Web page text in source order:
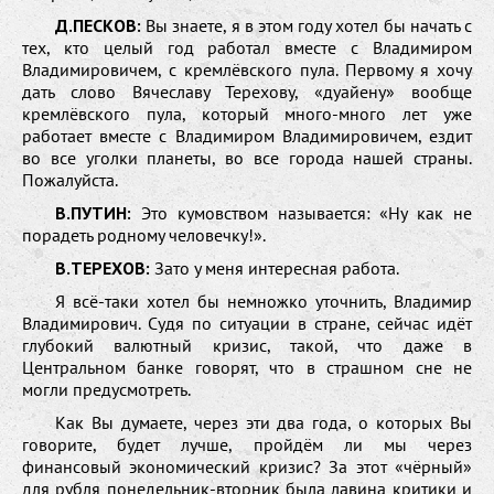
Д.ПЕСКОВ: Вы знаете, я в этом году хотел бы начать с
тех, кто целый год работал вместе с Владимиром
Владимировичем, с кремлёвского пула. Первому я хочу
дать слово Вячеславу Терехову, «дуайену» вообще
кремлёвского пула, который много-много лет уже
работает вместе с Владимиром Владимировичем, ездит
во все уголки планеты, во все города нашей страны.
Пожалуйста.
В.ПУТИН: Это кумовством называется: «Ну как не
порадеть родному человечку!».
В.ТЕРЕХОВ: Зато у меня интересная работа.
Я всё-таки хотел бы немножко уточнить, Владимир
Владимирович. Судя по ситуации в стране, сейчас идёт
глубокий валютный кризис, такой, что даже в
Центральном банке говорят, что в страшном сне не
могли предусмотреть.
Как Вы думаете, через эти два года, о которых Вы
говорите, будет лучше, пройдём ли мы через
финансовый экономический кризис? За этот «чёрный»
для рубля понедельник-вторник была лавина критики и